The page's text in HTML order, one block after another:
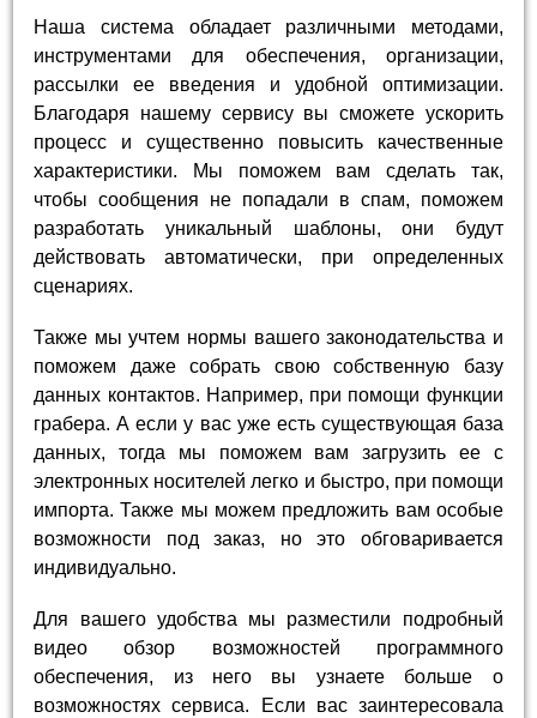
Наша система обладает различными методами,
инструментами для обеспечения, организации,
рассылки ее введения и удобной оптимизации.
Благодаря нашему сервису вы сможете ускорить
процесс и существенно повысить качественные
характеристики. Мы поможем вам сделать так,
чтобы сообщения не попадали в спам, поможем
разработать уникальный шаблоны, они будут
действовать автоматически, при определенных
сценариях.
Также мы учтем нормы вашего законодательства и
поможем даже собрать свою собственную базу
данных контактов. Например, при помощи функции
грабера. А если у вас уже есть существующая база
данных, тогда мы поможем вам загрузить ее с
электронных носителей легко и быстро, при помощи
импорта. Также мы можем предложить вам особые
возможности под заказ, но это обговаривается
индивидуально.
Для вашего удобства мы разместили подробный
видео обзор возможностей программного
обеспечения, из него вы узнаете больше о
возможностях сервиса. Если вас заинтересовала